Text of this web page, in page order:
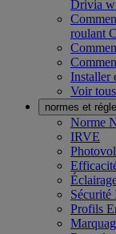
Drivia
roulant
Installer
Voir
normes et
Norme
IRVE
Sécurité
Profils